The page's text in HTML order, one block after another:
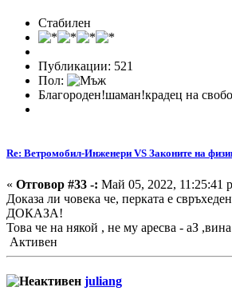
Стабилен
Публикации: 521
Пол:
Благороден!шаман!крадец на
Re: Ветромобил-Инженери VS Законите на
« Отговор #33 -: Май 05, 2022, 11:25:41
Доказа ли човека че, перката е
ДОКАЗА!
Това че на някой , не му аресва - аЗ
Активен
juliang